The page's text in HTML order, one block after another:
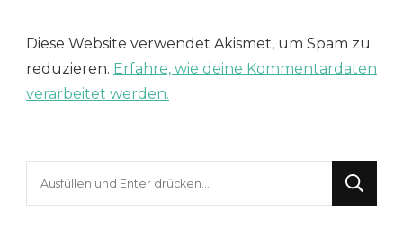
Diese Website verwendet Akismet, um Spam zu
reduzieren. Erfahre, wie deine Kommentardaten
verarbeitet werden.